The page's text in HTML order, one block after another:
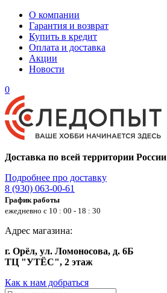
О компании
Гарантия и возврат
Купить в кредит
Оплата и доставка
Акции
Новости
0
Доставка по всей территории России
Подробнее про доставку
8 (930) 063-00-61
График работы
ежедневно с 10 : 00 - 18 : 30
Адрес магазина:
г. Орёл, ул. Ломоносова, д. 6Б
ТЦ "УТЁС", 2 этаж
Как к нам добраться